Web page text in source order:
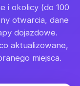
i okolicy (do 100
otwarcia, dane
dojazdowe.
aktualizowane,
miejsca.